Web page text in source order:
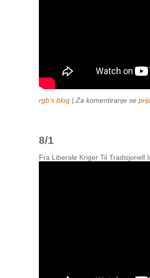
rgb's blog | Za komentiranje se
8/1
Fra Liberale Kriger Til Tradisjonell